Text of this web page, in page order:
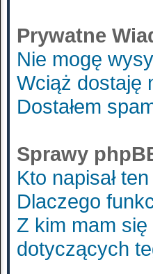
Prywatne
Nie mogę
Wciąż dostaję
Dostałem
Sprawy
Kto napisał
Dlaczego
Z kim mam
dotyczących